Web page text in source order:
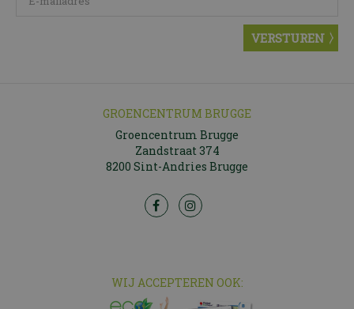
GROENCENTRUM BRUGGE
Groencentrum Brugge
Zandstraat 374
8200 Sint-Andries Brugge
WIJ ACCEPTEREN OOK: